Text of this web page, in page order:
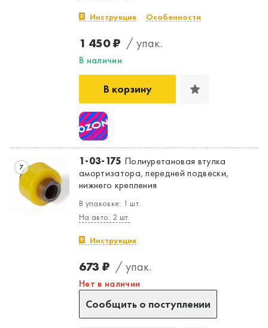
Инструкция Особенности
1 450 ₽ / упак.
В наличии
В корзину
7 1-03-175 Полиуретановая втулка
амортизатора, передней подвески,
нижнего крепления
В упаковке: 1 шт.
На авто: 2 шт.
Инструкция
673 ₽ / упак.
Нет в наличии
Сообщить о поступлении